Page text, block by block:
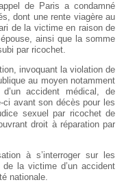
de Paris a condamné
dont une rente viagère au
de la victime en raison de
ainsi que la somme
par ricochet.
invoquant la violation de
au moyen notamment
accident médical, de
ci avant son décès pour les
sexuel par ricochet de
droit à réparation par
à s’interroger sur les
la victime d’un accident
nationale.